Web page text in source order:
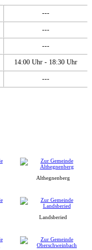
---
---
---
14:00 Uhr - 18:30 Uhr
---
Althegnenberg
Landsberied